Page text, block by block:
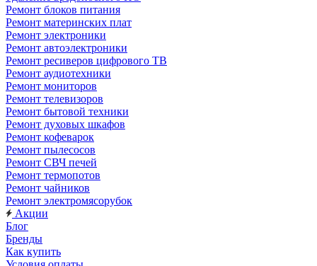
Ремонт блоков питания
Ремонт материнских плат
Ремонт электроники
Ремонт автоэлектроники
Ремонт ресиверов цифрового ТВ
Ремонт аудиотехники
Ремонт мониторов
Ремонт телевизоров
Ремонт бытовой техники
Ремонт духовых шкафов
Ремонт кофеварок
Ремонт пылесосов
Ремонт СВЧ печей
Ремонт термопотов
Ремонт чайников
Ремонт электромясорубок
Акции
Блог
Бренды
Как купить